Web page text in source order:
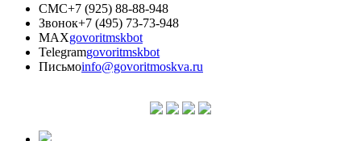
СМС+7 (925) 88-88-948
Звонок+7 (495) 73-73-948
MAXgovoritmskbot
Telegramgovoritmskbot
Письмоinfo@govoritmoskva.ru